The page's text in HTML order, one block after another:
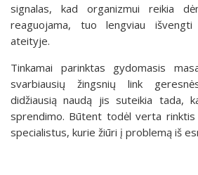
signalas, kad organizmui reikia
reaguojama, tuo lengviau
ateityje.
Tinkamai parinktas gydomasis
svarbiausių žingsnių link
didžiausią naudą jis suteikia tada,
sprendimo. Būtent todėl verta
specialistus, kurie žiūri į problemą iš